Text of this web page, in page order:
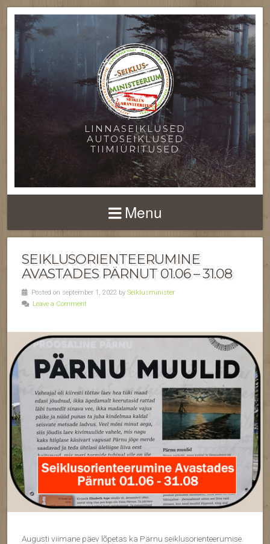
LINNASEIKLUSED
AUTOSEIKLUSED
TIIMIÜRITUSED
Menu
SEIKLUSORIENTEERUMINE
AVASTADES PÄRNUT 01.06 – 31.08
Posted on september 1, 2022 by Seiklusminister
Leave a Comment
Augusti viimane päev lõpetas ka Pärnu seiklusorienteerumise.